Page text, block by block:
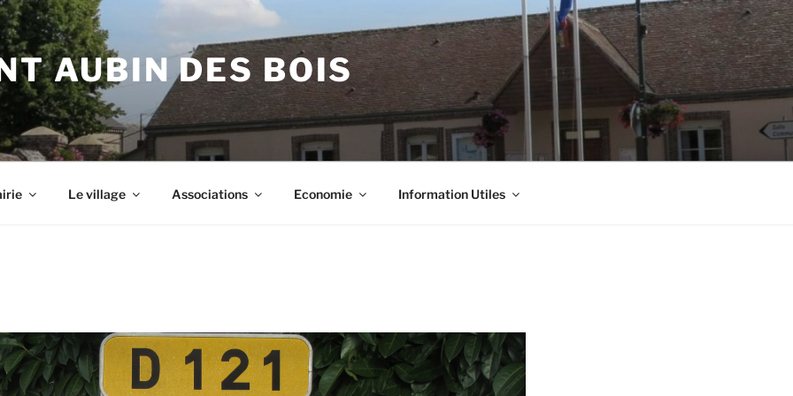
AUBIN DES BOIS
Le village Associations Economie Information Utiles